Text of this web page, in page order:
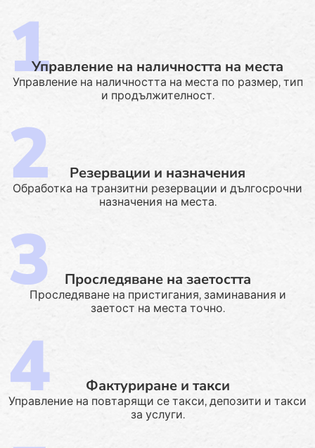
Управление на наличността на места
Управление на наличността на места по размер, тип
и продължителност.
Резервации и назначения
Обработка на транзитни резервации и дългосрочни
назначения на места.
Проследяване на заетостта
Проследяване на пристигания, заминавания и
заетост на места точно.
Фактуриране и такси
Управление на повтарящи се такси, депозити и такси
за услуги.